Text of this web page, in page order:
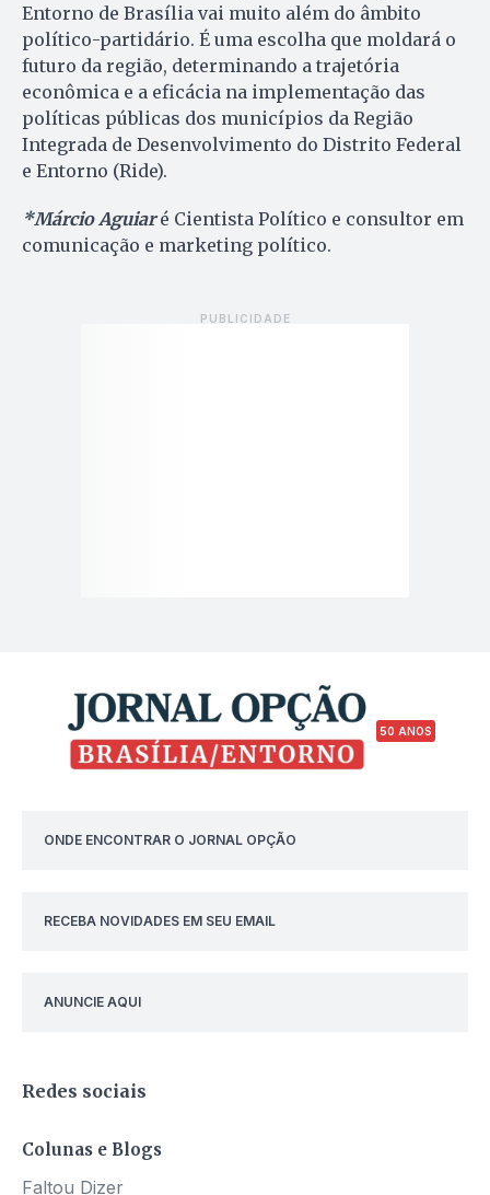
Entorno de Brasília vai muito além do âmbito
político-partidário. É uma escolha que moldará o
futuro da região, determinando a trajetória
econômica e a eficácia na implementação das
políticas públicas dos municípios da Região
Integrada de Desenvolvimento do Distrito Federal
e Entorno (Ride).
*Márcio Aguiaré Cientista Político e consultor em
comunicação e marketing político.
50 ANOS
ONDE ENCONTRAR O JORNAL OPÇÃO
RECEBA NOVIDADES EM SEU EMAIL
ANUNCIE AQUI
Redes sociais
Colunas e Blogs
Faltou Dizer